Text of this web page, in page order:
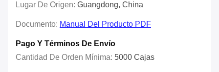
Lugar De Origen: Guangdong, China
Documento: Manual Del Producto PDF
Pago Y Términos De Envío
Cantidad De Orden Mínima: 5000 Cajas